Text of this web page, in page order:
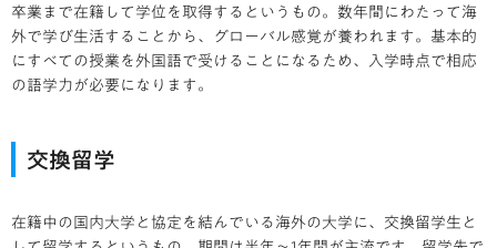
卒業まで在籍して学位を取得するというもの。数年間にわたって海
外で学び生活することから、グローバル感覚が養われます。基本的
にすべての授業を外国語で受けることになるため、入学時点で相応
の語学力が必要になります。
交換留学
在籍中の国内大学と協定を結んでいる海外の大学に、交換留学生と